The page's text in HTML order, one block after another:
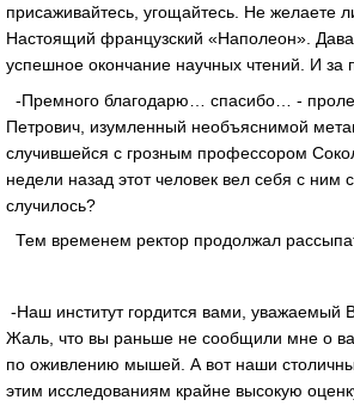
присаживайтесь, угощайтесь. Не желаете
Настоящий французский «Наполеон».
успешное окончание научных чтений. И за
-Премного благодарю… спасибо… -
Петрович, изумленный необъяснимой
случившейся с грозным профессором
недели назад этот человек вел себя с ним
случилось?
Тем временем ректор продолжал
-Наш институт гордится вами, уважаемый
Жаль, что вы раньше не сообщили мне о
по оживлению мышей. А вот наши
этим исследованиям крайне высокую